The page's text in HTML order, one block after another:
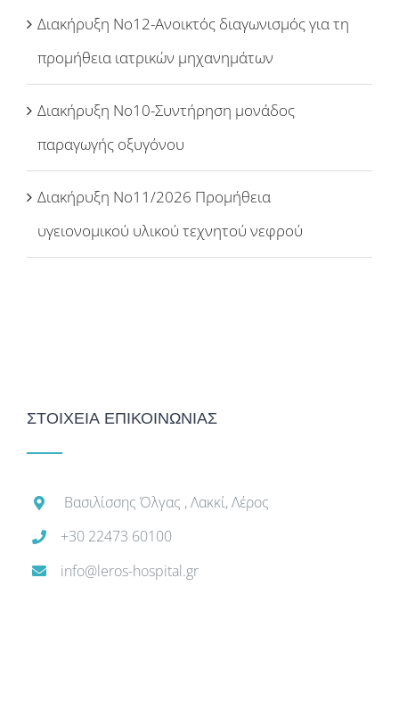
Διακήρυξη Νο12-Ανοικτός διαγωνισμός για τη
προμήθεια ιατρικών μηχανημάτων
Διακήρυξη Νο10-Συντήρηση μονάδος
παραγωγής οξυγόνου
Διακήρυξη Νο11/2026 Προμήθεια
υγειονομικού υλικού τεχνητού νεφρού
ΣΤΟΙΧΕΙΑ ΕΠΙΚΟΙΝΩΝΙΑΣ
Βασιλίσσης Όλγας , Λακκί, Λέρος
+30 22473 60100
info@leros-hospital.gr